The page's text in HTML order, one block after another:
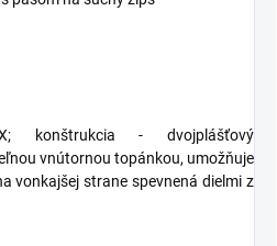
konštrukcia - dvojplášťový
vnútornou topánkou, umožňuje
vonkajšej strane spevnená dielmi z